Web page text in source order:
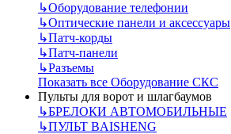
↳Оборудование телефонии
↳Оптические панели и аксессуары
↳Патч-корды
↳Патч-панели
↳Разъемы
Показать все Оборудование СКС
Пульты для ворот и шлагбаумов
↳БРЕЛОКИ АВТОМОБИЛЬНЫЕ
↳ПУЛЬТ BAISHENG